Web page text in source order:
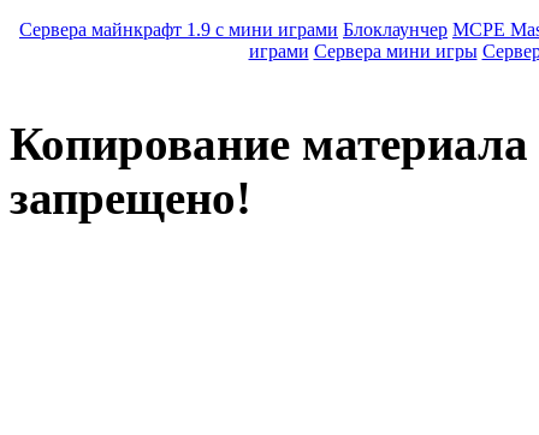
Сервера майнкрафт 1.9 с мини играми Блоклаунчер MCPE
играми Сервера мини игры
Копирование материала
запрещено!